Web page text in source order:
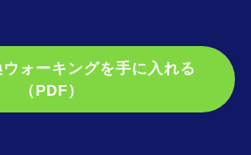
ウォーキングを手に入れる
（PDF）